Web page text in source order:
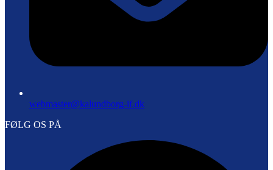
webmaster@kalundborg-if.dk
FØLG OS PÅ